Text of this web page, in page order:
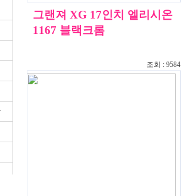
그랜져 XG 17인치 엘리시온
1167 블랙크롬
조회 : 9584